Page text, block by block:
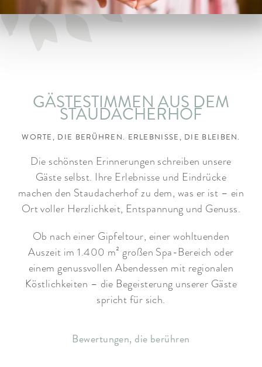
ARRANGEMENTS
GÄSTESTIMMEN AUS DEM
STAUDACHERHOF
WORTE, DIE BERÜHREN. ERLEBNISSE, DIE BLEIBEN.
Die schönsten Erinnerungen schreiben unsere
Gäste selbst. Ihre Erlebnisse und Eindrücke
machen den Staudacherhof zu dem, was er ist – ein
Ort voller Herzlichkeit, Entspannung und Genuss.
Ob nach einer Gipfeltour, einer wohltuenden
Auszeit im 1.400 m² großen Spa-Bereich oder
einem genussvollen Abendessen mit regionalen
Köstlichkeiten – die Begeisterung unserer Gäste
spricht für sich.
Bewertungen, die berühren